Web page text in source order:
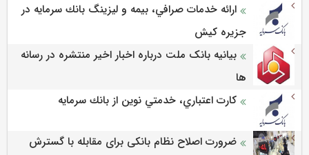
ارائه خدمات صرافي، بيمه و ليزينگ بانك سرمايه در
جزيره كيش
بیانیه بانک ملت درباره اخبار اخیر منتشره در رسانه
ها
كارت اعتباري، خدمتي نوين از بانك سرمايه
ضرورت اصلاح نظام بانکی برای مقابله با گسترش